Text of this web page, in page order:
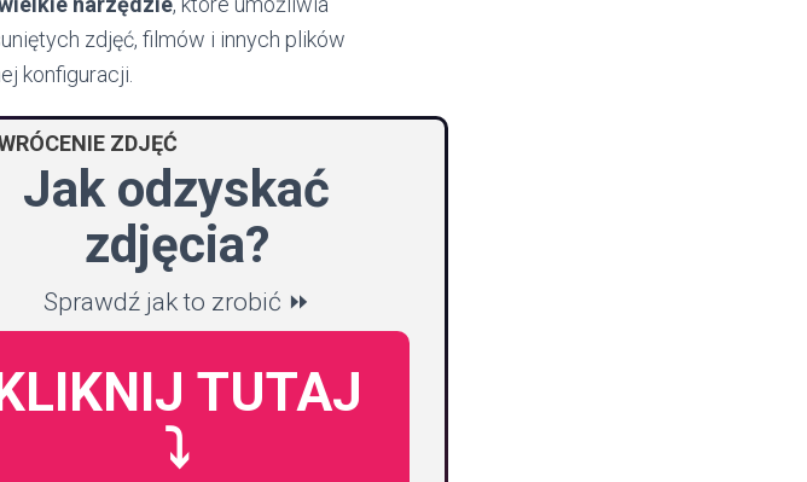
zdjęć, filmów i innych plików
konfiguracji.
ZDJĘĆ
Jak odzyskać
zdjęcia?
Sprawdź jak to zrobić ⏩
TUTAJ
⤵️